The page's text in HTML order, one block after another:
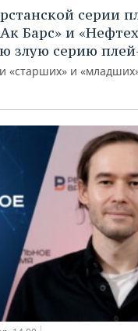
серии
Барс» и
злую серию
«старших» и